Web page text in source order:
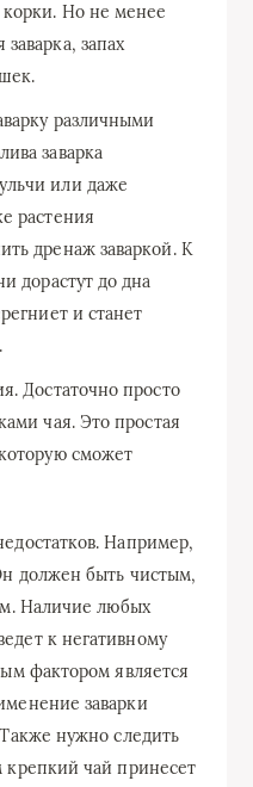
Но не менее
запах
различными
заварка
или даже
растения
дренаж заваркой. К
дорастут до дна
и станет
Достаточно просто
чая. Это простая
сможет
Например,
должен быть чистым,
Наличие любых
к негативному
фактором является
заварки
нужно следить
чай принесет